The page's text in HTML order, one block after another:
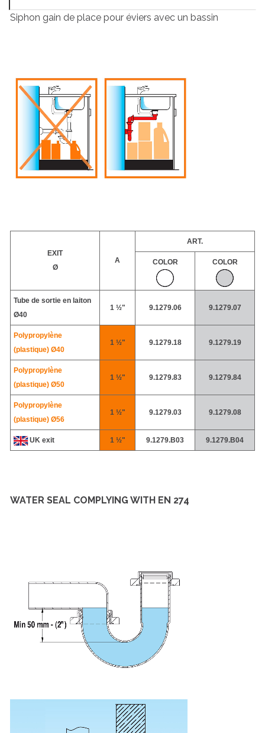
Siphon gain de place pour éviers avec un bassin
EXIT
Ø
A
ART.
COLOR COLOR
Tube de sortie en laiton
Ø40
1 ½" 9.1279.06 9.1279.07
Polypropylène
(plastique) Ø40
1 ½" 9.1279.18 9.1279.19
Polypropylène
(plastique) Ø50
1 ½" 9.1279.83 9.1279.84
Polypropylène
(plastique) Ø56
1 ½" 9.1279.03 9.1279.08
UK exit 1 ½" 9.1279.B03 9.1279.B04
WATER SEAL COMPLYING WITH EN 274